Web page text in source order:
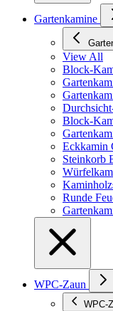
Gartenkamine
View All
Block-
Block-
Eckkamin
Steinkorb
Runde
WPC-Zaun
WPC-